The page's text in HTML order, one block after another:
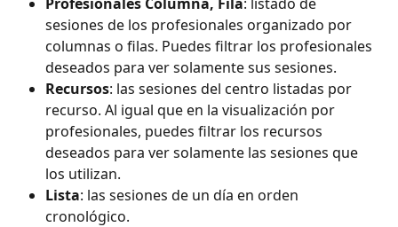
sesiones de los profesionales organizado por
columnas o filas. Puedes filtrar los profesionales
deseados para ver solamente sus sesiones.
Recursos: las sesiones del centro listadas por
recurso. Al igual que en la visualización por
profesionales, puedes filtrar los recursos
deseados para ver solamente las sesiones que
los utilizan.
Lista: las sesiones de un día en orden
cronológico.